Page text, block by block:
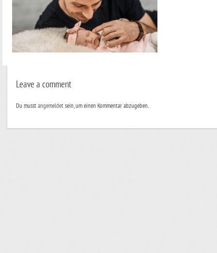
Leave a comment
Du musstangemeldetsein, um einen Kommentar abzugeben.